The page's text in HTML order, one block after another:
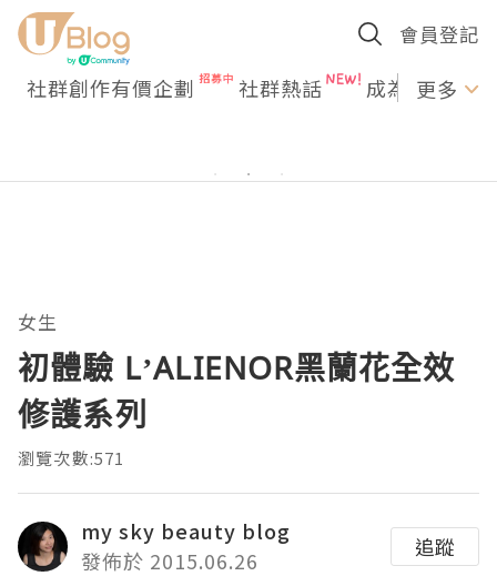
會員登記
社群創作有價企劃 社群熱話 成為U更多
女生
初體驗 L’ALIENOR黑蘭花全效
修護系列
瀏覽次數:571
my sky beauty blog
發佈於 2015.06.26
追蹤